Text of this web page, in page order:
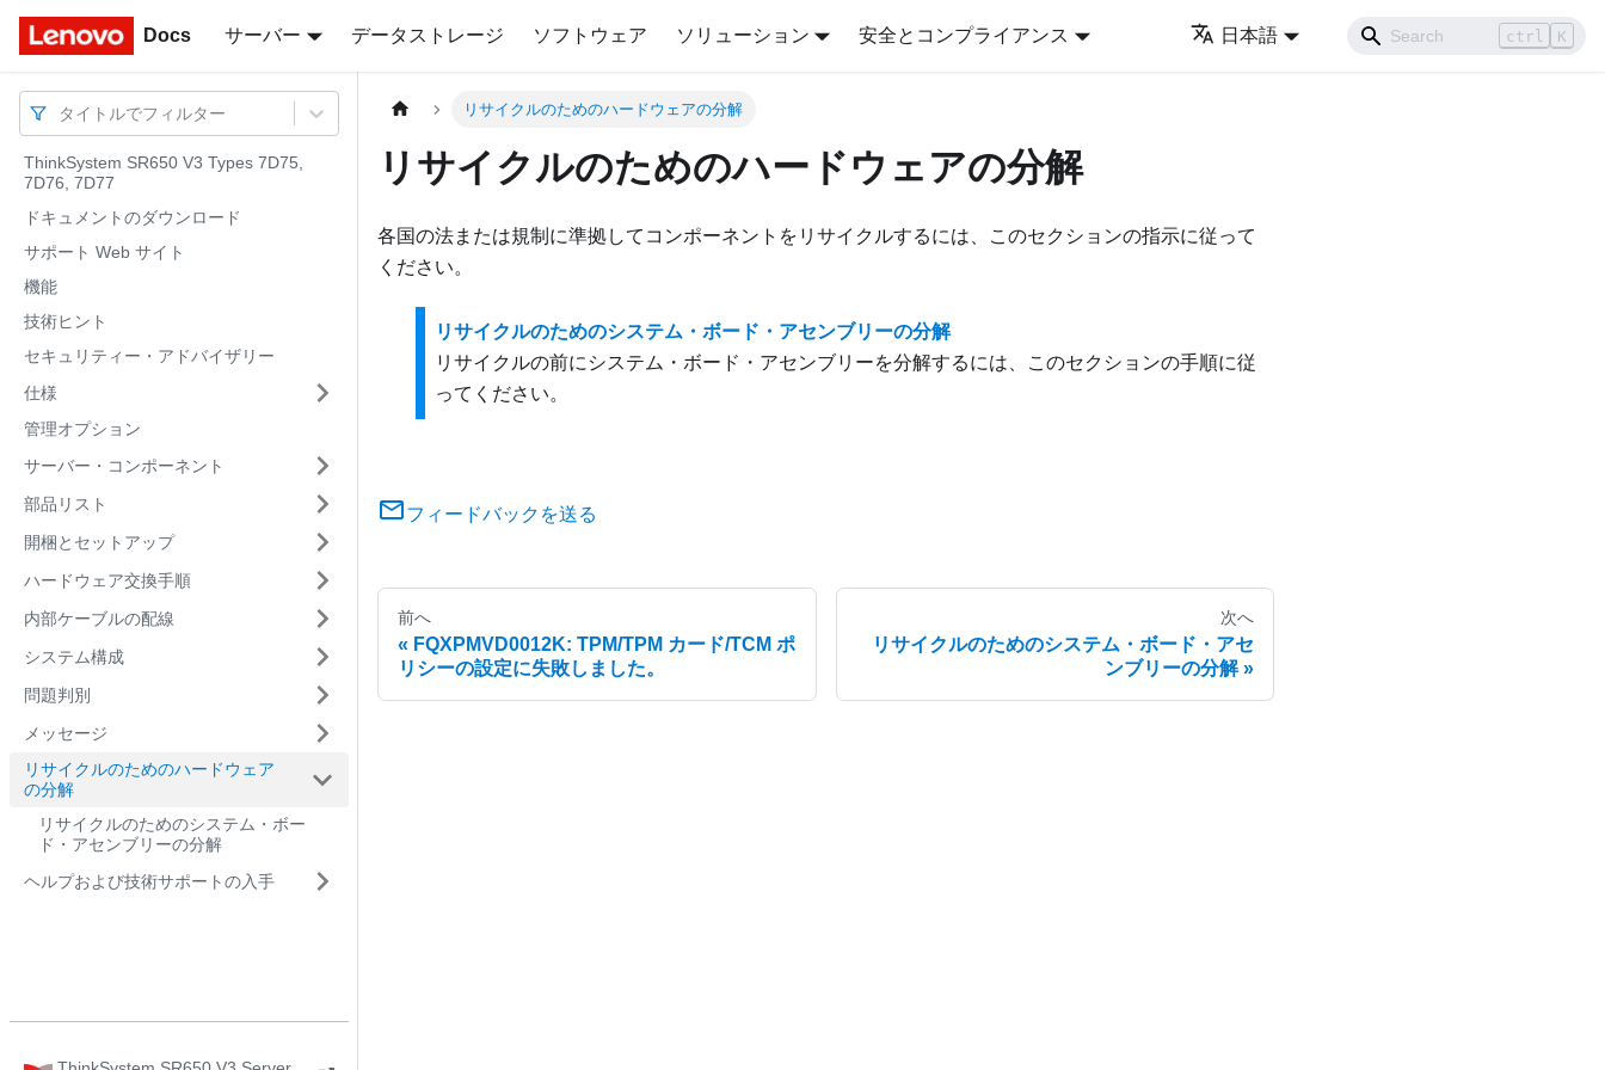
Docs サーバー データストレージ ソフトウェア ソリューション 安全とコンプライアンス 日本語 ctrl K
Docs
タイトルでフィルター
ThinkSystem SR650 V3 Types 7D75,
7D76, 7D77
ドキュメントのダウンロード
サポート Web サイト
機能
技術ヒント
セキュリティー・アドバイザリー
仕様
管理オプション
サーバー・コンポーネント
部品リスト
開梱とセットアップ
ハードウェア交換手順
内部ケーブルの配線
システム構成
問題判別
メッセージ
リサイクルのためのハードウェア
の分解
リサイクルのためのシステム・ボー
ド・アセンブリーの分解
ヘルプおよび技術サポートの入手
リサイクルのためのハードウェアの分解
リサイクルのためのハードウェアの分解
各国の法または規制に準拠してコンポーネントをリサイクルするには、このセクションの指示に従って
ください。
リサイクルのためのシステム・ボード・アセンブリーの分解
リサイクルの前にシステム・ボード・アセンブリーを分解するには、このセクションの手順に従
ってください。
フィードバックを送る
前へ
FQXPMVD0012K: TPM/TPM カード/TCM ポ
リシーの設定に失敗しました。
次へ
リサイクルのためのシステム・ボード・アセ
ンブリーの分解